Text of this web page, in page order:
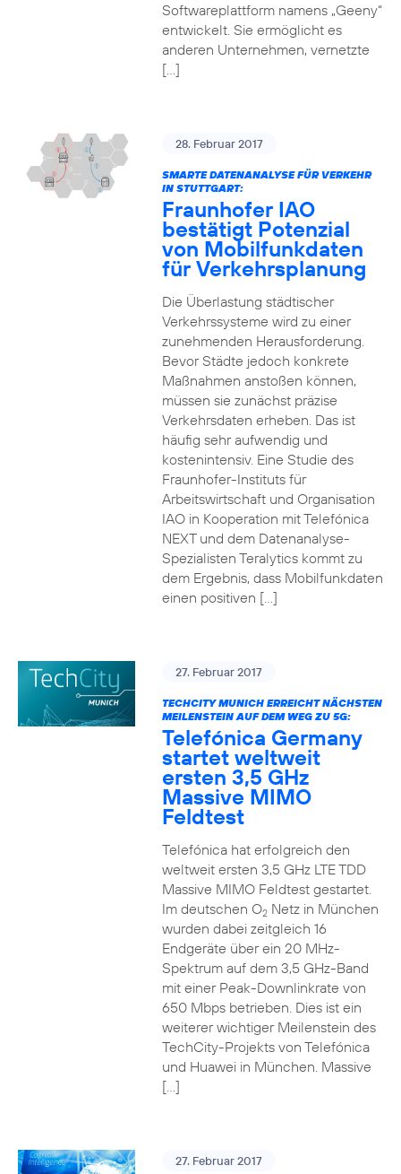
Softwareplattform namens „Geeny“
entwickelt. Sie ermöglicht es
anderen Unternehmen, vernetzte
[…]
28. Februar 2017
SMARTE DATENANALYSE FÜR VERKEHR
IN STUTTGART:
Fraunhofer IAO
bestätigt Potenzial
von Mobilfunkdaten
für Verkehrsplanung
Die Überlastung städtischer
Verkehrssysteme wird zu einer
zunehmenden Herausforderung.
Bevor Städte jedoch konkrete
Maßnahmen anstoßen können,
müssen sie zunächst präzise
Verkehrsdaten erheben. Das ist
häufig sehr aufwendig und
kostenintensiv. Eine Studie des
Fraunhofer-Instituts für
Arbeitswirtschaft und Organisation
IAO in Kooperation mit Telefónica
NEXT und dem Datenanalyse-
Spezialisten Teralytics kommt zu
dem Ergebnis, dass Mobilfunkdaten
einen positiven […]
27. Februar 2017
TECHCITY MUNICH ERREICHT NÄCHSTEN
MEILENSTEIN AUF DEM WEG ZU 5G:
Telefónica Germany
startet weltweit
ersten 3,5 GHz
Massive MIMO
Feldtest
Telefónica hat erfolgreich den
weltweit ersten 3,5 GHz LTE TDD
Massive MIMO Feldtest gestartet.
Im deutschen O2Netz in München
wurden dabei zeitgleich 16
Endgeräte über ein 20 MHz-
Spektrum auf dem 3,5 GHz-Band
mit einer Peak-Downlinkrate von
650 Mbps betrieben. Dies ist ein
weiterer wichtiger Meilenstein des
TechCity-Projekts von Telefónica
und Huawei in München. Massive
[…]
27. Februar 2017